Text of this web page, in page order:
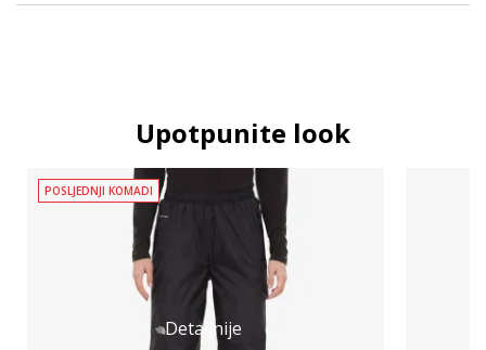
Upotpunite look
Detaljnije
POSLJEDNJI KOMADI